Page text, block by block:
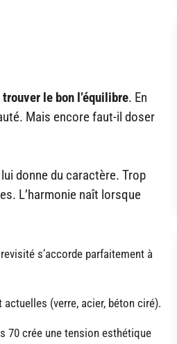
trouver le bon l’équilibre. En
Mais encore faut-il doser
donne du caractère. Trop
L’harmonie naît lorsque
s’accorde parfaitement à
(verre, acier, béton ciré).
70 crée une tension esthétique